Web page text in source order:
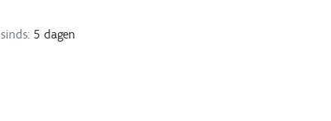
5 dagen